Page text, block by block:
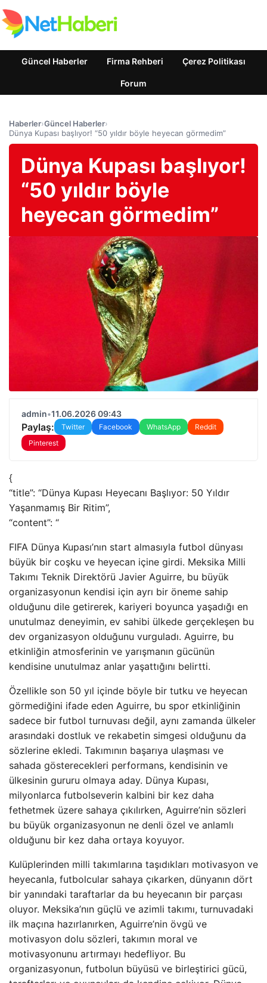
Güncel Haberler Firma Rehberi Çerez Politikası
Forum
Haberler›Güncel Haberler›
Dünya Kupası başlıyor! “50 yıldır böyle heyecan görmedim”
Dünya Kupası başlıyor!
“50 yıldır böyle
heyecan görmedim”
admin•11.06.2026 09:43
Paylaş: Twitter Facebook WhatsApp
Reddit
Pinterest
{
“title”: “Dünya Kupası Heyecanı Başlıyor: 50 Yıldır
Yaşanmamış Bir Ritim”,
“content”: “
FIFA Dünya Kupası’nın start almasıyla futbol dünyası
büyük bir coşku ve heyecan içine girdi. Meksika Milli
Takımı Teknik Direktörü Javier Aguirre, bu büyük
organizasyonun kendisi için ayrı bir öneme sahip
olduğunu dile getirerek, kariyeri boyunca yaşadığı en
unutulmaz deneyimin, ev sahibi ülkede gerçekleşen bu
dev organizasyon olduğunu vurguladı. Aguirre, bu
etkinliğin atmosferinin ve yarışmanın gücünün
kendisine unutulmaz anlar yaşattığını belirtti.
Özellikle son 50 yıl içinde böyle bir tutku ve heyecan
görmediğini ifade eden Aguirre, bu spor etkinliğinin
sadece bir futbol turnuvası değil, aynı zamanda ülkeler
arasındaki dostluk ve rekabetin simgesi olduğunu da
sözlerine ekledi. Takımının başarıya ulaşması ve
sahada gösterecekleri performans, kendisinin ve
ülkesinin gururu olmaya aday. Dünya Kupası,
milyonlarca futbolseverin kalbini bir kez daha
fethetmek üzere sahaya çıkılırken, Aguirre’nin sözleri
bu büyük organizasyonun ne denli özel ve anlamlı
olduğunu bir kez daha ortaya koyuyor.
Kulüplerinden milli takımlarına taşıdıkları motivasyon ve
heyecanla, futbolcular sahaya çıkarken, dünyanın dört
bir yanındaki taraftarlar da bu heyecanın bir parçası
oluyor. Meksika’nın güçlü ve azimli takımı, turnuvadaki
ilk maçına hazırlanırken, Aguirre’nin övgü ve
motivasyon dolu sözleri, takımın moral ve
motivasyonunu artırmayı hedefliyor. Bu
organizasyonun, futbolun büyüsü ve birleştirici gücü,